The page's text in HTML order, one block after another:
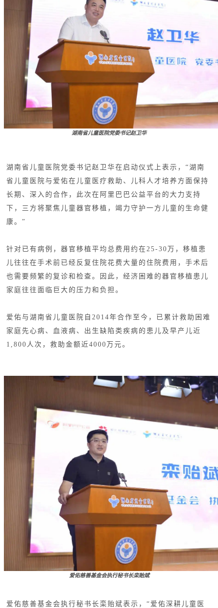
湖南省儿童医院党委书记赵卫华
湖南省儿童医院党委书记赵卫华在启动仪式上表示，“湖南
省儿童医院与爱佑在儿童医疗救助、儿科人才培养方面保持
长期、深入的合作，此次在阿里巴巴公益平台的大力支持
下，三方将聚焦儿童器官移植，竭力守护一方儿童的生命健
康。”
针对已有病例，器官移植平均总费用约在25-30万，移植患
儿往往在手术前已经反复住院花费大量的住院费用，手术后
也需要频繁的复诊和检查。因此，经济困难的器官移植患儿
家庭往往面临巨大的压力和负担。
爱佑与湖南省儿童医院自2014年合作至今，已累计救助困难
家庭先心病、血液病、出生缺陷类疾病的患儿及早产儿近
1,800人次，救助金额近4000万元。
爱佑慈善基金会执行秘书长栾贻斌
爱佑慈善基金会执行秘书长栾贻斌表示，“爱佑深耕儿童医